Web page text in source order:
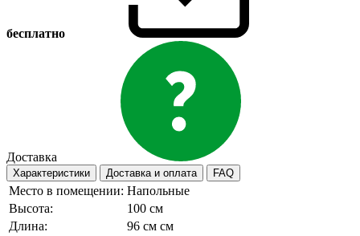
бесплатно
Доставка
Характеристики Доставка и оплата FAQ
Место в помещении: Напольные
Высота:
100 см
Длина:
96 см см